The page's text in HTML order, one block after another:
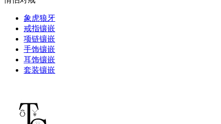
象虎狼牙
戒指镶嵌
项链镶嵌
手饰镶嵌
耳饰镶嵌
套装镶嵌